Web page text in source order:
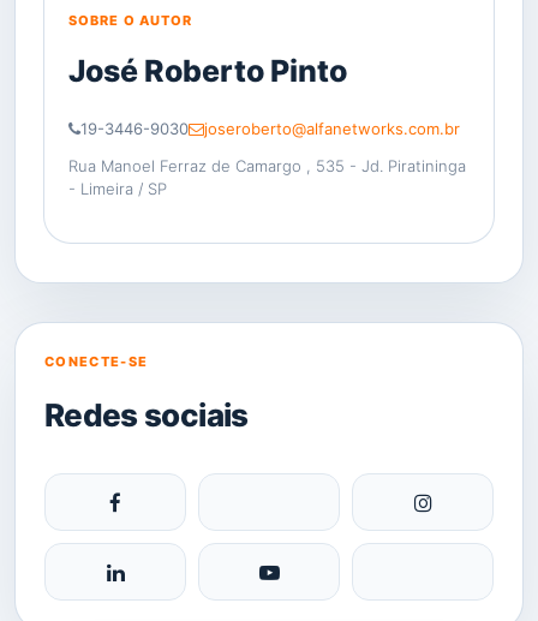
SOBRE O AUTOR
José Roberto Pinto
19-3446-9030
joseroberto@alfanetworks.com.br
Rua Manoel Ferraz de Camargo , 535 - Jd. Piratininga
- Limeira / SP
CONECTE-SE
Redes sociais